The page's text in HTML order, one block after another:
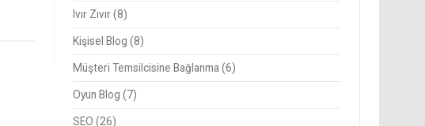
Ivır Zıvır(8)
Kişisel Blog (8)
Müşteri Temsilcisine Bağlanma (6)
Oyun Blog (7)
SEO (26)